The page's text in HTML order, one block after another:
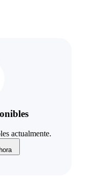
actualmente.